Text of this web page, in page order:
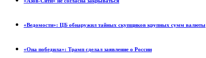
«Ведомости»: ЦБ обнаружил тайных скупщиков крупных сумм валюты
«Она победила»: Трамп сделал заявление о России